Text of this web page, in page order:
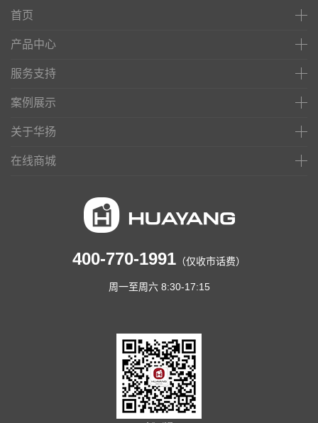
首页
产品中心
服务支持
案例展示
关于华扬
在线商城
400-770-1991 （仅收市话费）
周一至周六 8:30-17:15